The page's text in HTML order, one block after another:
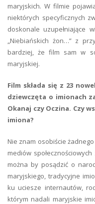
maryjskich. W filmie
niektórych specyficznych
doskonale uzupełniające
„Niebiańskich żon…” z
bardziej, że film sam w
maryjskiej.
Film składa się z 23
dziewczęta o imionach
Okanaj czy Oczina. Czy
imiona?
Nie znam osobiście
mediów
można by posądzić o
maryjskiego, tradycyjne
ku uciesze internautów,
którym nadali maryjskie